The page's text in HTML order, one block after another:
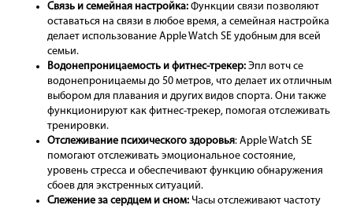
Связь и семейная настройка: Функции связи позволяют
оставаться на связи в любое время, а семейная настройка
делает использование Apple Watch SE удобным для всей
семьи.
Водонепроницаемость и фитнес-трекер: Эпл вотч се
водонепроницаемы до 50 метров, что делает их отличным
выбором для плавания и других видов спорта. Они также
функционируют как фитнес-трекер, помогая отслеживать
тренировки.
Отслеживание психического здоровья: Apple Watch SE
помогают отслеживать эмоциональное состояние,
уровень стресса и обеспечивают функцию обнаружения
сбоев для экстренных ситуаций.
Слежение за сердцем и сном: Часы отслеживают частоту